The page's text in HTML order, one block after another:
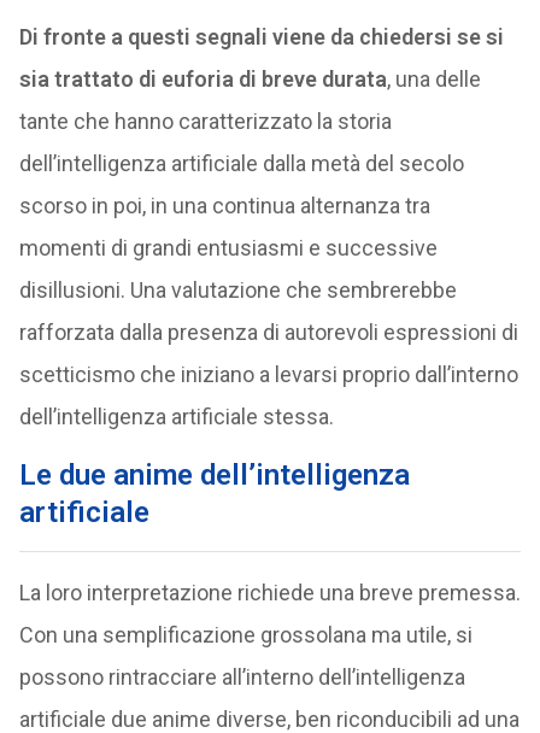
Di fronte a questi segnali viene da chiedersi se si
sia trattato di euforia di breve durata, una delle
tante che hanno caratterizzato la storia
dell’intelligenza artificiale dalla metà del secolo
scorso in poi, in una continua alternanza tra
momenti di grandi entusiasmi e successive
disillusioni. Una valutazione che sembrerebbe
rafforzata dalla presenza di autorevoli espressioni di
scetticismo che iniziano a levarsi proprio dall’interno
dell’intelligenza artificiale stessa.
Le due anime dell’intelligenza
artificiale
La loro interpretazione richiede una breve premessa.
Con una semplificazione grossolana ma utile, si
possono rintracciare all’interno dell’intelligenza
artificiale due anime diverse, ben riconducibili ad una